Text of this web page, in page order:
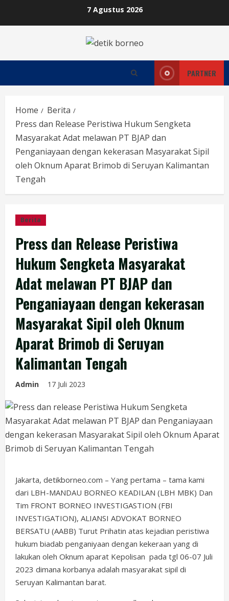
7 Agustus 2026
PARTNER
Home
Berita
Press dan Release Peristiwa Hukum Sengketa
Masyarakat Adat melawan PT BJAP dan
Penganiayaan dengan kekerasan Masyarakat Sipil
oleh Oknum Aparat Brimob di Seruyan Kalimantan
Tengah
Berita
Press dan Release Peristiwa
Hukum Sengketa Masyarakat
Adat melawan PT BJAP dan
Penganiayaan dengan kekerasan
Masyarakat Sipil oleh Oknum
Aparat Brimob di Seruyan
Kalimantan Tengah
Admin 17 Juli 2023
Jakarta, detikborneo.com – Yang pertama – tama kami
dari LBH-MANDAU BORNEO KEADILAN (LBH MBK) Dan
Tim FRONT BORNEO INVESTIGASTION (FBI
INVESTIGATION), ALIANSI ADVOKAT BORNEO
BERSATU (AABB) Turut Prihatin atas kejadian peristiwa
hukum biadab penganiyaan dengan kekeraan yang di
lakukan oleh Oknum aparat Kepolisan pada tgl 06-07 Juli
2023 dimana korbanya adalah masyarakat sipil di
Seruyan Kalimantan barat.